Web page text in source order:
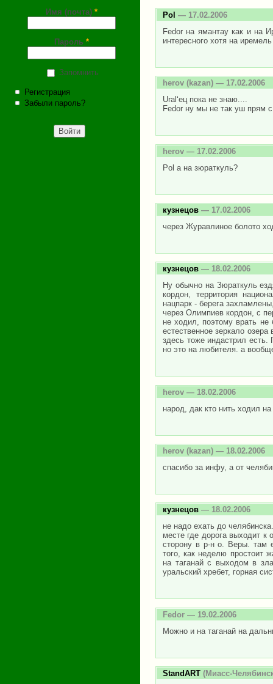
Имя (почта) *
Пароль *
Запомнить
Регистрация
Забыли пароль?
Pol — 17.02.2006
Fedor на ямантау как и на
интересного хотя на
herov (kazan) — 17.02.2006
Ural‘ец пока не знаю....
Fedor ну мы не так уш прям
herov — 17.02.2006
Pol а на зюраткуль?
кузнецов — 17.02.2006
через Журавлиное болото
кузнецов — 18.02.2006
Ну обычно на Зюраткуль
кордон, территория
нацпарк - берега
через Олимпиев кордон, с
не ходил, поэтому врать
естественное зеркало
здесь тоже индастрил есть.
но это на любителя. а
herov — 18.02.2006
народ, дак кто нить ходил
herov (kazan) — 18.02.2006
спасибо за инфу, а от
кузнецов — 18.02.2006
не надо ехать до
месте где дорога выходит к
сторону в р-н о. Веры. там
того, как неделю простоит
на таганай с выходом в
уральский хребет, горная
Fedor — 19.02.2006
Можно и на таганай на
StandART (Миасс-